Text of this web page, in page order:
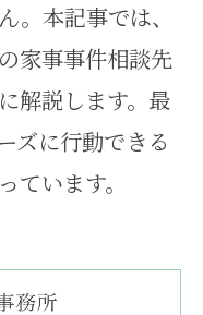
。本記事では、
家事事件相談先
解説します。最
ズに行動できる
ています。